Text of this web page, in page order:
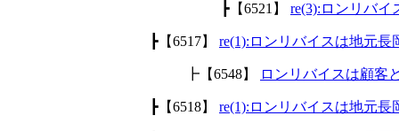
┣【6521】 re(3):ロンリバ
┣【6517】 re(1):ロンリバイスは地元
┣【6548】 ロンリバイスは顧客
┣【6518】 re(1):ロンリバイスは地元